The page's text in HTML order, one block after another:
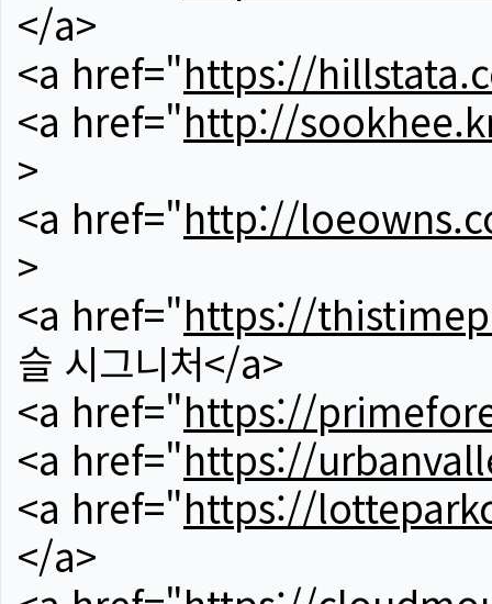
</a>
<a href="https://
<a href="http://
>
<a href="http://
>
<a href="https://
슬 시그니처</a>
<a href="https://
<a href="https://
<a href="https://
</a>